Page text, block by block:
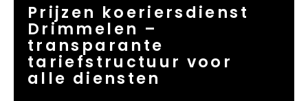
Prijzen koeriersdienst
Drimmelen –
transparante
tariefstructuur voor
alle diensten